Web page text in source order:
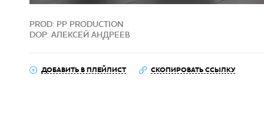
PROD: PP PRODUCTION
DOP: АЛЕКСЕЙ АНДРЕЕВ
ДОБАВИТЬ В ПЛЕЙЛИСТ СКОПИРОВАТЬ ССЫЛКУ